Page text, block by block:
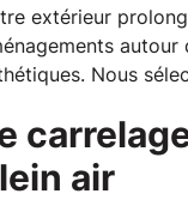
extérieur
Nous
air